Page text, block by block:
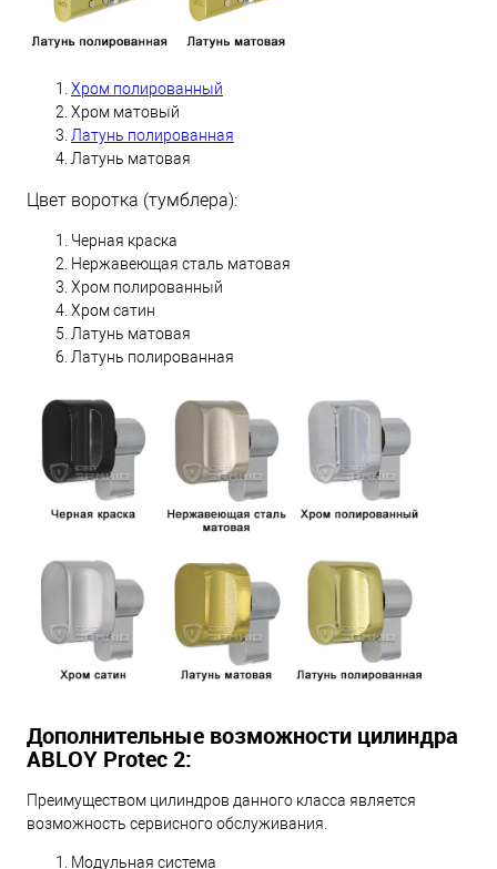
Хром полированный
Хром матовый
Латунь полированная
Латунь матовая
Цвет воротка (тумблера):
Черная краска
Нержавеющая сталь матовая
Хром полированный
Хром сатин
Латунь матовая
Латунь полированная
Дополнительные возможности цилиндра
ABLOY Protec 2:
Преимуществом цилиндров данного класса является
возможность сервисного обслуживания.
Модульная система